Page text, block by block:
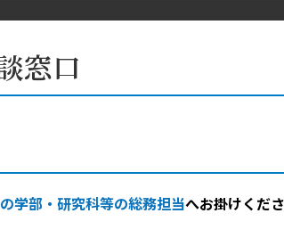
窓口
学部・研究科等の総務担当へお掛けくださ